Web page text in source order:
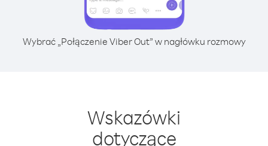
Wybrać „Połączenie Viber Out” w nagłówku rozmowy
Wskazówki
dotyczące